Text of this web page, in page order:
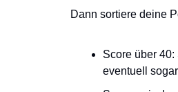
Dann sortiere deine
Score über
eventuell